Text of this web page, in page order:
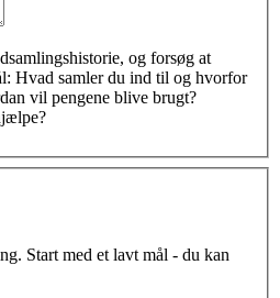
og forsøg at
Hvad samler du ind til og hvorfor
vil pengene blive brugt?
Start med et lavt mål - du kan